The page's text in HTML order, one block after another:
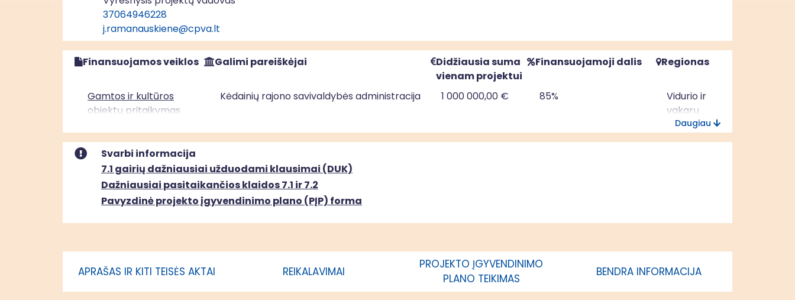
37064946228
j.ramanauskiene@cpva.lt
Finansuojamos veiklos Galimi pareiškėjai
Didžiausia suma
vienam projektui
Finansuojamoji dalis Regionas
Gamtos ir kultūros
objektų pritaikymas
savivaldybėje
Kėdainių rajono savivaldybės administracija 1 000 000,00 € 85%
Vidurio ir
vakarų
Lietuvos
regionas
Piliakalnių lankymui
reikalingos
infrastruktūros
sutvarkymas ir
įrengimas Raseinių r. sav.
Raseinių rajono savivaldybės administracija
Kultūros paveldo objektų
pritaikymas lankymui
Kaišiadorių rajono
savivaldybėje
Kaišiadorių rajono savivaldybės
1 003 000,00 € 85%
Vidurio ir
Lietuvos
regionas
Daugiau
Svarbi informacija
7.1 gairių dažniausiai užduodami klausimai (DUK)
Dažniausiai pasitaikančios klaidos 7.1 ir 7.2
Pavyzdinė projekto įgyvendinimo plano (PĮP) forma
APRAŠAS IR KITI TEISĖS AKTAI REIKALAVIMAI
PROJEKTO ĮGYVENDINIMO
PLANO TEIKIMAS
BENDRA INFORMACIJA